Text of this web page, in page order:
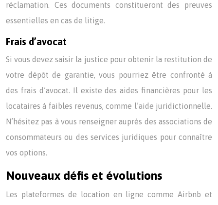
réclamation. Ces documents constitueront des preuves
essentielles en cas de litige.
Frais d’avocat
Si vous devez saisir la justice pour obtenir la restitution de
votre dépôt de garantie, vous pourriez être confronté à
des frais d’avocat. Il existe des aides financières pour les
locataires à faibles revenus, comme l’aide juridictionnelle.
N’hésitez pas à vous renseigner auprès des associations de
consommateurs ou des services juridiques pour connaître
vos options.
Nouveaux défis et évolutions
Les plateformes de location en ligne comme Airbnb et